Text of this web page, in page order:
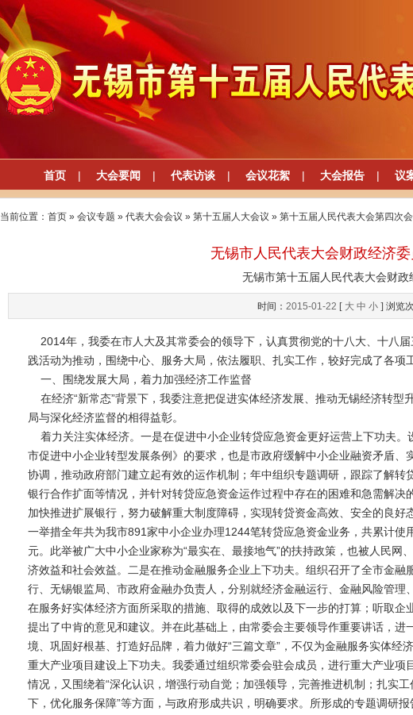
首页 | 大会要闻 | 代表访谈 | 会议花絮 | 大会报告 | 议
当前位置： 首页 » 会议专题 » 代表大会会议 » 第十五届人大会议 » 第十五届人民代表大会第四次
无锡市人民代表大会财政经济
无锡市第十五届人民代表大会财政
时间： 2015-01-22 [ 大 中 小] 浏览
2014年，我委在市人大及其常委会的领导下，认真贯彻党的十八大、十八
践活动为推动，围绕中心、服务大局，依法履职、扎实工作，较好完成了各项
一、围绕发展大局，着力加强经济工作监督
在经济“新常态”背景下，我委注意把促进实体经济发展、推动无锡经济转型
局与深化经济监督的相得益彰。
着力关注实体经济。一是在促进中小企业转贷应急资金更好运营上下功夫。
市促进中小企业转型发展条例》的要求，也是市政府缓解中小企业融资矛盾
协调，推动政府部门建立起有效的运作机制；年中组织专题调研，跟踪了解转
银行合作扩面等情况，并针对转贷应急资金运作过程中存在的困难和急需解决
加快推进扩展银行，努力破解重大制度障碍，实现转贷资金高效、安全的良
一举措全年共为我市891家中小企业办理1244笔转贷应急资金业务，共累计
元。此举被广大中小企业家称为“最实在、最接地气”的扶持政策，也被人民
济效益和社会效益。二是在推动金融服务企业上下功夫。组织召开了全市金
行、无锡银监局、市政府金融办负责人，分别就经济金融运行、金融风险管理
在服务好实体经济方面所采取的措施、取得的成效以及下一步的打算；听取企
提出了中肯的意见和建议。并在此基础上，由常委会主要领导作重要讲话，
境、巩固好根基、打造好品牌，着力做好“三篇文章”，不仅为金融服务实体经
重大产业项目建设上下功夫。我委通过组织常委会驻会成员，进行重大产业
情况，又围绕着“深化认识，增强行动自觉；加强领导，完善推进机制；扎实
下，优化服务保障”等方面，与政府形成共识，明确要求。所形成的专题调研